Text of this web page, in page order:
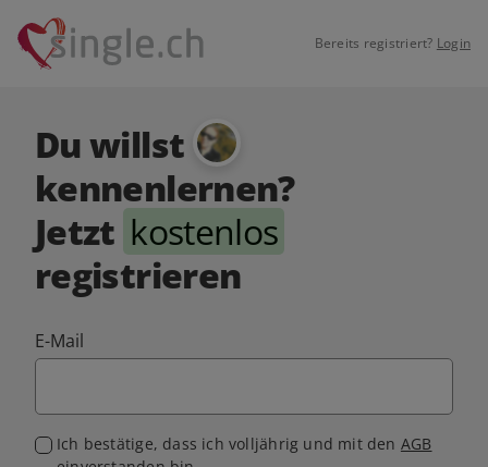
Bereits registriert? Login
Du willst
kennenlernen?
Jetzt kostenlos
registrieren
E-Mail
Ich bestätige, dass ich volljährig und mit den AGB